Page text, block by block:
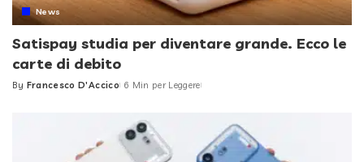
News
Satispay studia per diventare grande. Ecco le
carte di debito
Posted
By Francesco D'Accico 6 Min per Leggere